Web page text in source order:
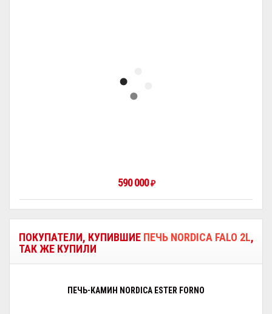
590 000₽
ПОКУПАТЕЛИ, КУПИВШИЕ ПЕЧЬ NORDICA FALO 2L,
ТАК ЖЕ КУПИЛИ
ПЕЧЬ-КАМИН NORDICA ESTER FORNO